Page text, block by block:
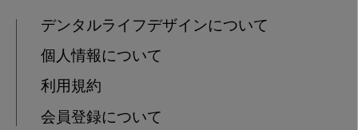
デンタルライフデザインについて
個人情報について
利用規約
会員登録について